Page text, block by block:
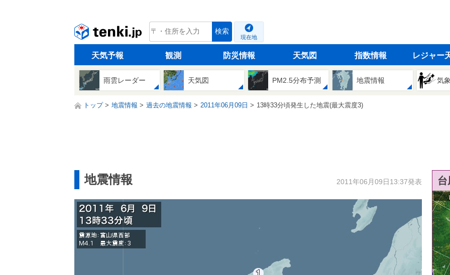
tenki.jp 検索
現在地
天気予報 観測 防災情報 天気図 指数情報 レジャー
雨雲レーダー 天気図 PM2.5分布予測 地震情報 気
トップ 地震情報 過去の地震情報 2011年06月09日 13時33分頃発生した地震(最大震度3)
地震情報 2011年06月09日13:37発表